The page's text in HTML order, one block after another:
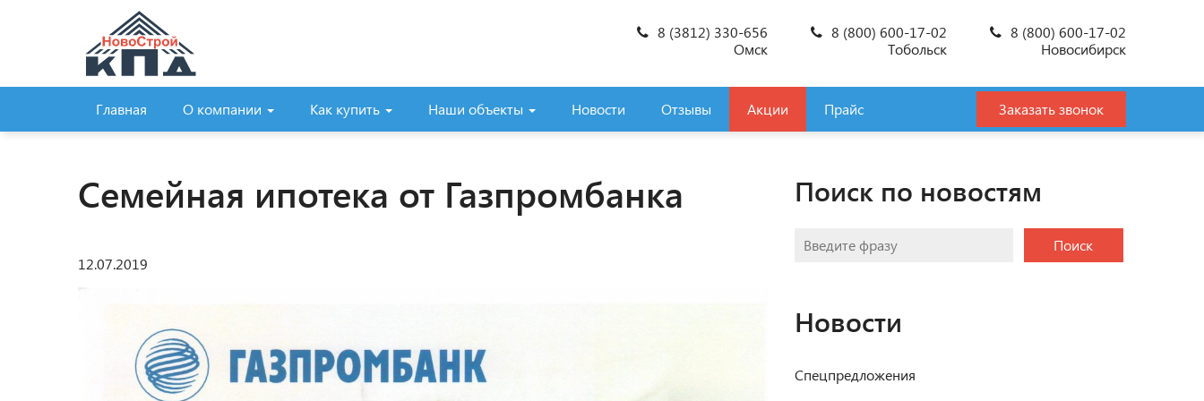
8 (3812) 330-656
Омск
8 (800) 600-17-02
Тобольск
8 (800) 600-17-02
Новосибирск
Главная О компании Как купить Наши объекты Новости Отзывы Акции Прайс Заказать звонок
Семейная ипотека от Газпромбанка
12.07.2019
Поиск по новостям
Поиск
Новости
Спецпредложения